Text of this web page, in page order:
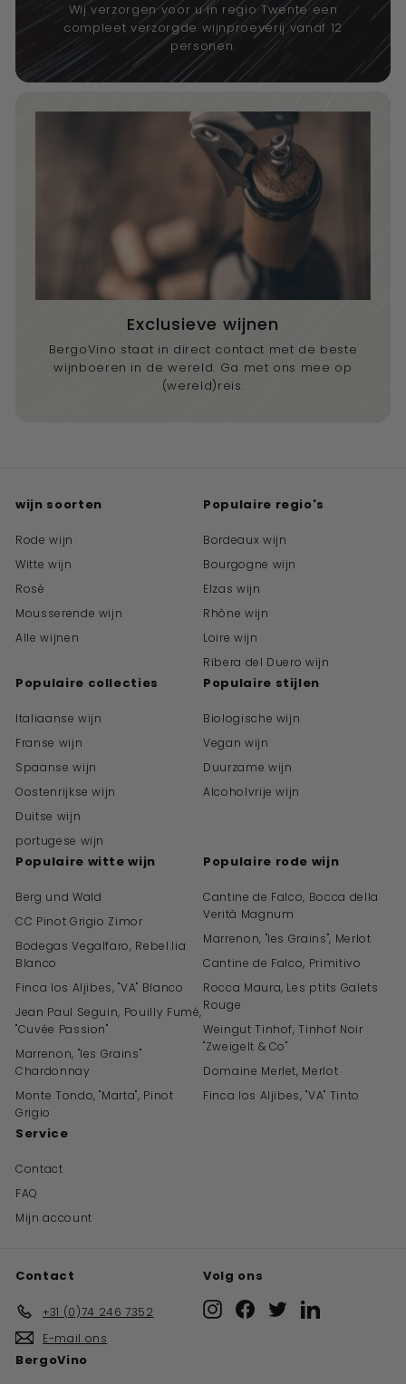
Wij verzorgen voor u in regio Twente een
compleet verzorgde wijnproeverij vanaf 12
personen.
Exclusieve wijnen
BergoVino staat in direct contact met de beste
wijnboeren in de wereld. Ga met ons mee op
(wereld)reis.
wijn soorten
Rode wijn
Witte wijn
Rosé
Mousserende wijn
Alle wijnen
Populaire regio's
Bordeaux wijn
Bourgogne wijn
Elzas wijn
Rhône wijn
Loire wijn
Ribera del Duero wijn
Populaire collecties
Italiaanse wijn
Franse wijn
Spaanse wijn
Oostenrijkse wijn
Duitse wijn
portugese wijn
Populaire stijlen
Biologische wijn
Vegan wijn
Duurzame wijn
Alcoholvrije wijn
Populaire witte wijn
Berg und Wald
CC Pinot Grigio Zimor
Bodegas Vegalfaro, Rebel.lia
Blanco
Finca los Aljibes, "VA" Blanco
Jean Paul Seguin, Pouilly Fumé,
"Cuvée Passion"
Marrenon, "les Grains"
Chardonnay
Monte Tondo, "Marta", Pinot
Grigio
Populaire rode wijn
Cantine de Falco, Bocca della
Verità Magnum
Marrenon, "les Grains", Merlot
Cantine de Falco, Primitivo
Rocca Maura, Les ptits Galets
Rouge
Weingut Tinhof, Tinhof Noir
"Zweigelt & Co"
Domaine Merlet, Merlot
Finca los Aljibes, "VA" Tinto
Service
Contact
FAQ
Mijn account
Contact
+31 (0)74 246 7352
E-mail ons
Volg ons
InstagramFacebook
Twitter
BergoVino